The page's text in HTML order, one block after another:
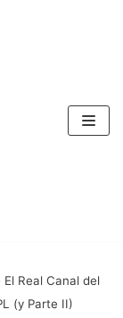
El Real Canal del
(y Parte II)